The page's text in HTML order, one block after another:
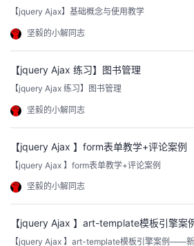
客
论
坛
的
圈
子
我
的
直
我
的
动
我
关
注
的
开
发
我
的
Programs
我
的
【jquery Ajax】基础概念与使用教学
坚毅的小解同志
【jquery Ajax 练习】图书管理
【jquery Ajax 练习】图书管理
坚毅的小解同志
【jquery Ajax 】form表单教学+评论案例
【jquery Ajax 】form表单教学+评论案例
坚毅的小解同志
【jquery Ajax 】art-template模板引擎
【jquery Ajax 】art-template模板引擎案例——